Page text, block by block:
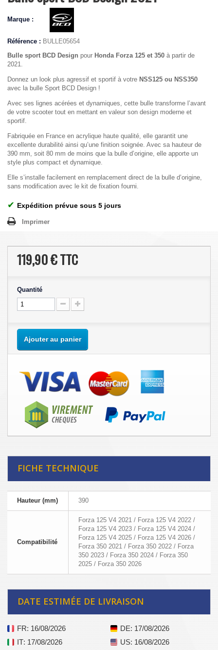
Marque :
Référence : BULLE05654
Bulle sport BCD Design pour Honda Forza 125 et 350 à partir de
2021.
Donnez un look plus agressif et sportif à votre NSS125 ou NSS350
avec la bulle Sport BCD Design !
Avec ses lignes acérées et dynamiques, cette bulle transforme l’avant
de votre scooter tout en mettant en valeur son design moderne et
sportif.
Fabriquée en France en acrylique haute qualité, elle garantit une
excellente durabilité ainsi qu’une finition soignée. Avec sa hauteur de
390 mm, soit 80 mm de moins que la bulle d’origine, elle apporte un
style plus compact et dynamique.
Elle s’installe facilement en remplacement direct de la bulle d’origine,
sans modification avec le kit de fixation fourni.
✔ Expédition prévue sous 5 jours
Imprimer
119,90 €TTC
Quantité
Ajouter au panier
FICHE TECHNIQUE
Hauteur (mm) 390
Compatibilité
Forza 125 V4 2021 / Forza 125 V4 2022 /
Forza 125 V4 2023 / Forza 125 V4 2024 /
Forza 125 V4 2025 / Forza 125 V4 2026 /
Forza 350 2021 / Forza 350 2022 / Forza
350 2023 / Forza 350 2024 / Forza 350
2025 / Forza 350 2026
DATE ESTIMÉE DE LIVRAISON
FR: 16/08/2026 DE: 17/08/2026
IT: 17/08/2026 US: 16/08/2026